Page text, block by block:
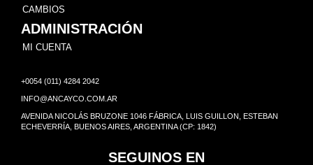
CAMBIOS
ADMINISTRACIÓN
MI CUENTA
+0054 (011) 4284 2042
INFO@ANCAYCO.COM.AR
AVENIDA NICOLÁS BRUZONE 1046 FÁBRICA, LUIS GUILLON, ESTEBAN
ECHEVERRÍA, BUENOS AIRES, ARGENTINA (CP: 1842)
SEGUINOS EN